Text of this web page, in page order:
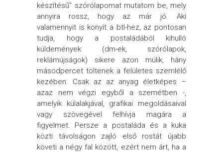
készítésű” szórólapomat mutatom be, mely
annyira rossz, hogy az már jó. Aki
valamennyit is konyít a btl-hez, az pontosan
tudja, hogy a postaládából kihulló
küldemények (dm-ek, szórólapok,
reklámújságok) sikere azon múlik, hány
másodpercet töltenek a felületes szemlélő
kezében. Csak az az anyag életképes –
azaz nem végzi egyből a szemétben -,
amelyik külalakjával, grafikai megoldásaival
vagy szövegével felhívja magára a
figyelmet. Persze a postaláda és a kuka
közti távolságon zajló első rostát újabb
követi a négy fal között, ezért nem árt, ha a